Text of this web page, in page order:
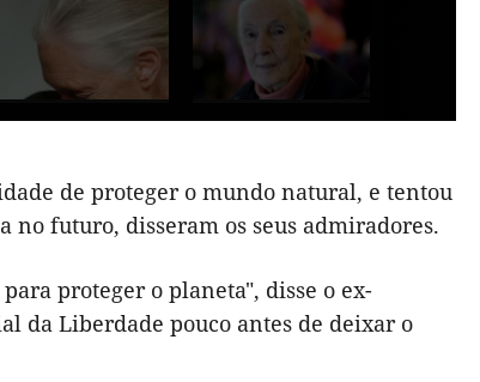
de proteger o mundo natural, e tentou
futuro, disseram os seus admiradores.
proteger o planeta", disse o ex-
da Liberdade pouco antes de deixar o